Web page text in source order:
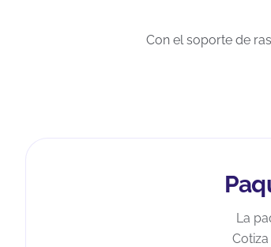
Con el soporte de
La